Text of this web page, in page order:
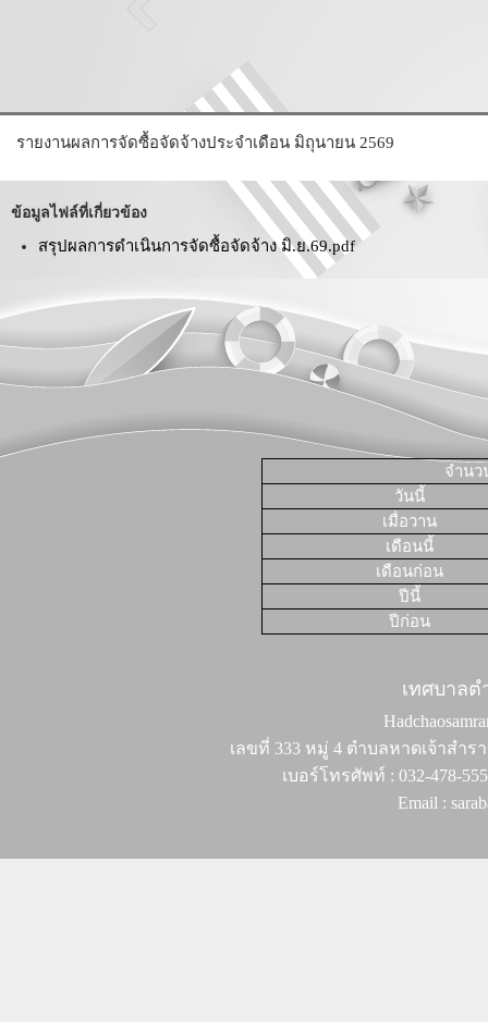
รายงานผลการจัดซื้อจัดจ้างประจำเดือน มิถุนายน 2569
ข้อมูลไฟล์ที่เกี่ยวข้อง
สรุปผลการดำเนินการจัดซื้อจัดจ้าง มิ.ย.69.pdf
จำนว
วันนี้
เมื่อวาน
เดือนนี้
เดือนก่อน
ปีนี้
ปีก่อน
เทศบาล
เลขที่ 333 หมู่ 4 ตำบลหาดเจ้าสำร
เบอร์โทรศัพท์ : 032-478-
Email :